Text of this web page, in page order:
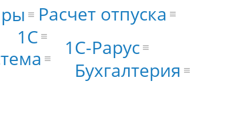
1С 1С-Рарус
Расчет отпуска
Бухгалтерия